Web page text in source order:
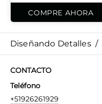
COMPRE AHORA
Diseñando Detalles /
CONTACTO
Teléfono
+51926261929